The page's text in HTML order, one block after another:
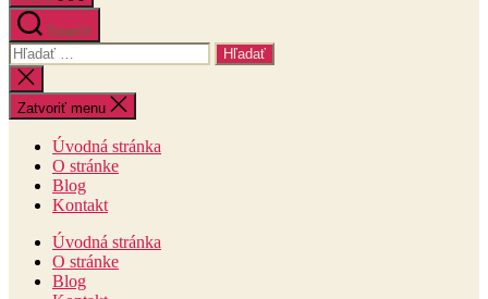
Search
Vyhľadať:
Zatvoriť
vyhľadávanie
Zatvoriť menu
Úvodná stránka
O stránke
Blog
Kontakt
Úvodná stránka
O stránke
Blog